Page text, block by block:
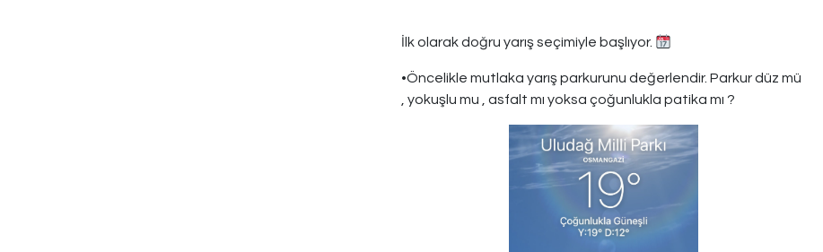
İlk olarak doğru yarış seçimiyle başlıyor.
•Öncelikle mutlaka yarış parkurunu değerlendir. Parkur düz mü
, yokuşlu mu , asfalt mı yoksa çoğunlukla patika mı ?